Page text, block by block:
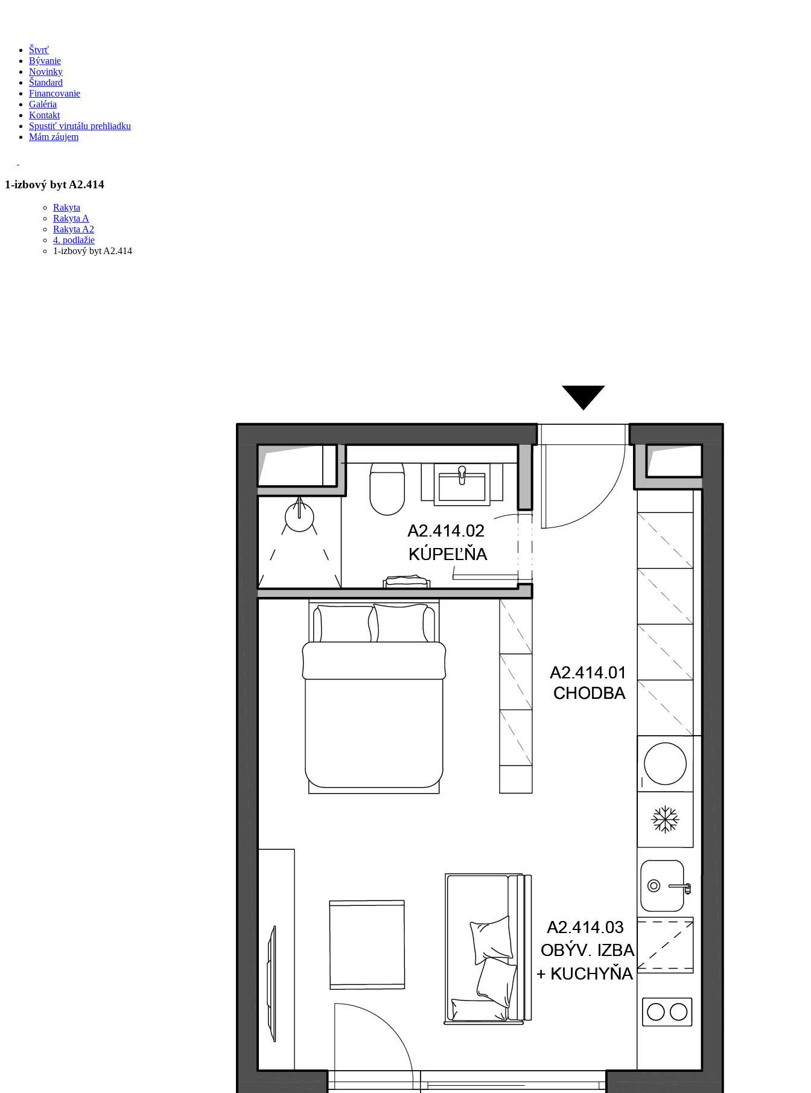
Štvrť
Bývanie
Novinky
Štandard
Financovanie
Galéria
Kontakt
Spustiť virutálu prehliadku
Mám záujem
1-izbový byt A2.414
Rakyta
Rakyta A
Rakyta A2
4. podlažie
1-izbový byt A2.414